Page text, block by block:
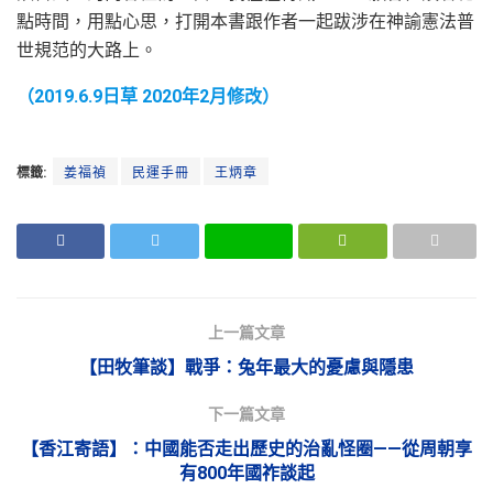
點時間，用點心思，打開本書跟作者一起跋涉在神諭憲法普
世規范的大路上。
（2019.6.9日草 2020年2月修改）
標籤: 姜福禎 民運手冊 王炳章
上一篇文章
【田牧筆談】戰爭：兔年最大的憂慮與隱患
下一篇文章
【香江寄語】：中國能否走出歷史的治亂怪圈——從周朝享
有800年國祚談起